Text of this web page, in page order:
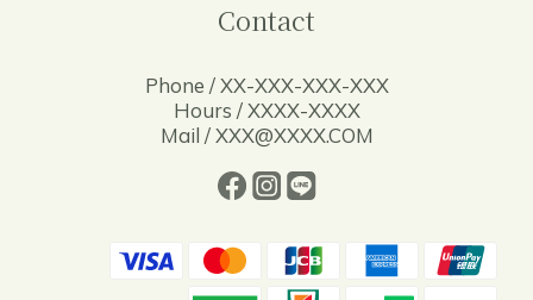
Contact
Phone / XX-XXX-XXX-XXX
Hours / XXXX-XXXX
Mail / XXX@XXXX.COM